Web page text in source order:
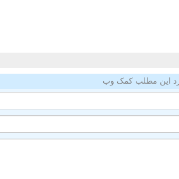
این مطلب کمک وب